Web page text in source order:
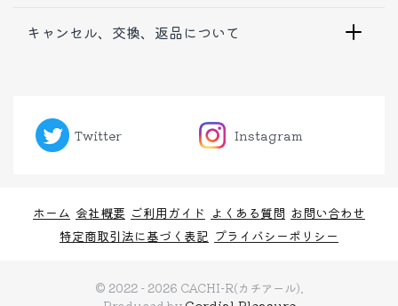
キャンセル、交換、返品について
Twitter Instagram
ホーム 会社概要 ご利用ガイド よくある質問 お問い合わせ
特定商取引法に基づく表記 プライバシーポリシー
© 2022 - 2026 CACHI-R(カチアール).